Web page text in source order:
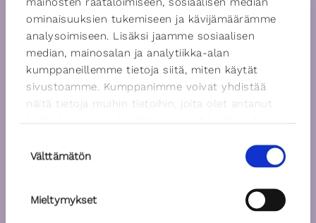
ominaisuuksien tukemiseen ja kävijämäärämme
analysoimiseen. Lisäksi jaamme sosiaalisen
median, mainosalan ja analytiikka-alan
kumppaneillemme tietoja siitä, miten käytät
sivustoamme. Kumppanimme voivat yhdistää
näitä tietoja muihin tietoihin, joita olet antanut
valinta
Välttämätön
Mieltymykset